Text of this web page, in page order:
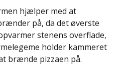
hjælper med at
på, da det øverste
stenens overflade,
holder kammeret
brænde pizzaen på.